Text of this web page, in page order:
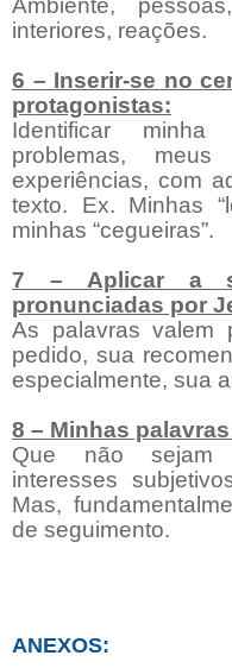
Ambiente,
interiores, reações.
6 – Inserir-se no
protagonistas:
Identificar
problemas,
experiências, com
texto. Ex. Minhas
minhas “cegueiras”.
7 – Aplicar a
pronunciadas por
As palavras valem
pedido, sua
especialmente, sua
8 – Minhas
Que não sejam
interesses
Mas,
de seguimento.
ANEXOS: